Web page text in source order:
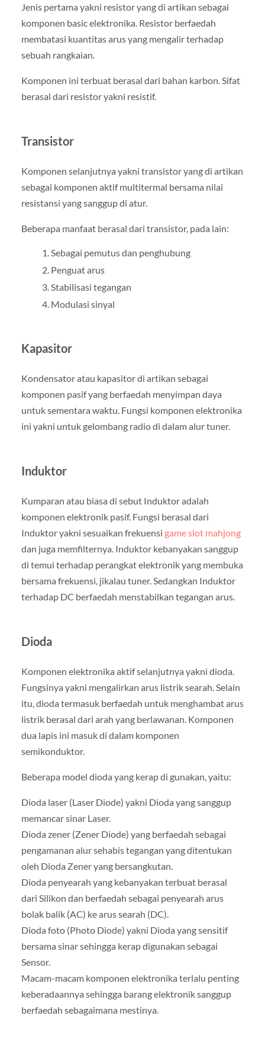
Jenis pertama yakni resistor yang di artikan sebagai
komponen basic elektronika. Resistor berfaedah
membatasi kuantitas arus yang mengalir terhadap
sebuah rangkaian.
Komponen ini terbuat berasal dari bahan karbon. Sifat
berasal dari resistor yakni resistif.
Transistor
Komponen selanjutnya yakni transistor yang di artikan
sebagai komponen aktif multitermal bersama nilai
resistansi yang sanggup di atur.
Beberapa manfaat berasal dari transistor, pada lain:
Sebagai pemutus dan penghubung
Penguat arus
Stabilisasi tegangan
Modulasi sinyal
Kapasitor
Kondensator atau kapasitor di artikan sebagai
komponen pasif yang berfaedah menyimpan daya
untuk sementara waktu. Fungsi komponen elektronika
ini yakni untuk gelombang radio di dalam alur tuner.
Induktor
Kumparan atau biasa di sebut Induktor adalah
komponen elektronik pasif. Fungsi berasal dari
Induktor yakni sesuaikan frekuensi game slot mahjong
dan juga memfilternya. Induktor kebanyakan sanggup
di temui terhadap perangkat elektronik yang membuka
bersama frekuensi, jikalau tuner. Sedangkan Induktor
terhadap DC berfaedah menstabilkan tegangan arus.
Dioda
Komponen elektronika aktif selanjutnya yakni dioda.
Fungsinya yakni mengalirkan arus listrik searah. Selain
itu, dioda termasuk berfaedah untuk menghambat arus
listrik berasal dari arah yang berlawanan. Komponen
dua lapis ini masuk di dalam komponen
semikonduktor.
Beberapa model dioda yang kerap di gunakan, yaitu:
Dioda laser (Laser Diode) yakni Dioda yang sanggup
memancar sinar Laser.
Dioda zener (Zener Diode) yang berfaedah sebagai
pengamanan alur sehabis tegangan yang ditentukan
oleh Dioda Zener yang bersangkutan.
Dioda penyearah yang kebanyakan terbuat berasal
dari Silikon dan berfaedah sebagai penyearah arus
bolak balik (AC) ke arus searah (DC).
Dioda foto (Photo Diode) yakni Dioda yang sensitif
bersama sinar sehingga kerap digunakan sebagai
Sensor.
Macam-macam komponen elektronika terlalu penting
keberadaannya sehingga barang elektronik sanggup
berfaedah sebagaimana mestinya.